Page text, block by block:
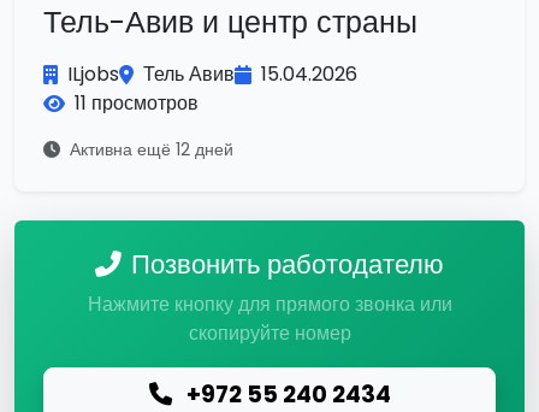
Тель-Авив и центр страны
ILjobs Тель Авив
15.04.2026
11 просмотров
Активна ещё 12 дней
Позвонить работодателю
Нажмите кнопку для прямого звонка или
скопируйте номер
+972 55 240 2434